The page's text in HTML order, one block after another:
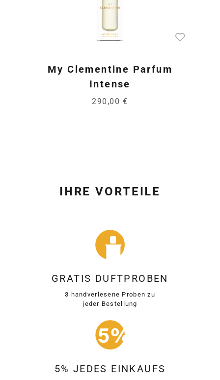
My Clementine Parfum
Intense
290,00 €
IHRE VORTEILE
GRATIS DUFTPROBEN
3 handverlesene Proben zu
jeder Bestellung
5% JEDES EINKAUFS